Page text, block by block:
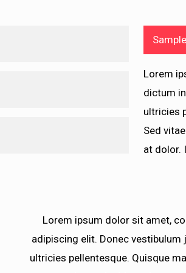
elit. Fusce velit tortor,
justo a diam
nibh, molestie id viv
elit. Fusce velit tortor,
justo a diam
nibh, molestie id
ac eleifend ante
Lorem
dictum
ultricies
Sed
at dolor.
Lorem ipsum dolor sit amet,
adipiscing elit. Donec vestibulum
ultricies pellentesque. Quisque